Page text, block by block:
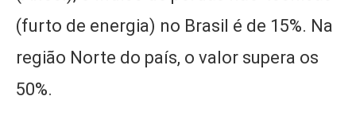
(furto de energia) no Brasil é de 15%. Na
região Norte do país, o valor supera os
50%.